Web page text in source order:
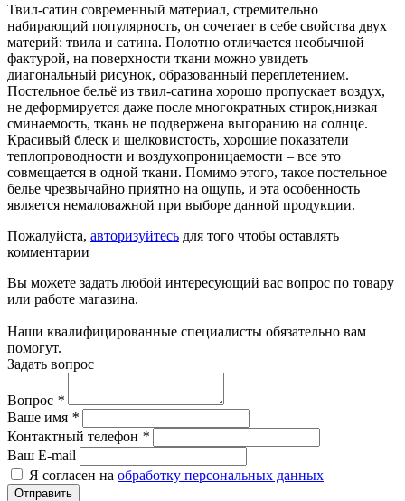
Твил-сатин современный материал, стремительно
набирающий популярность, он сочетает в себе свойства двух
материй: твила и сатина. Полотно отличается необычной
фактурой, на поверхности ткани можно увидеть
диагональный рисунок, образованный переплетением.
Постельное бельё из твил-сатина хорошо пропускает воздух,
не деформируется даже после многократных стирок,низкая
сминаемость, ткань не подвержена выгоранию на солнце.
Красивый блеск и шелковистость, хорошие показатели
теплопроводности и воздухопроницаемости – все это
совмещается в одной ткани. Помимо этого, такое постельное
белье чрезвычайно приятно на ощупь, и эта особенность
является немаловажной при выборе данной продукции.
Пожалуйста, авторизуйтесь для того чтобы оставлять
комментарии
Вы можете задать любой интересующий вас вопрос по товару
или работе магазина.
Наши квалифицированные специалисты обязательно вам
помогут.
Задать вопрос
Вопрос *
Ваше имя *
Контактный телефон *
Ваш E-mail
Я согласен на обработку персональных данных
Отправить